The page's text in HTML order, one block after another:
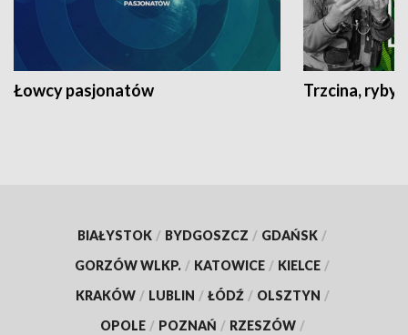
Łowcy pasjonatów Trzcina, ryby
BIAŁYSTOK / BYDGOSZCZ / GDAŃSK /
GORZÓW WLKP. / KATOWICE / KIELCE /
KRAKÓW / LUBLIN / ŁÓDŹ / OLSZTYN /
OPOLE / POZNAŃ / RZESZÓW /